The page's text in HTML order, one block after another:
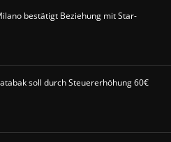
bestätigt Beziehung mit Star-
soll durch Steuererhöhung 60€